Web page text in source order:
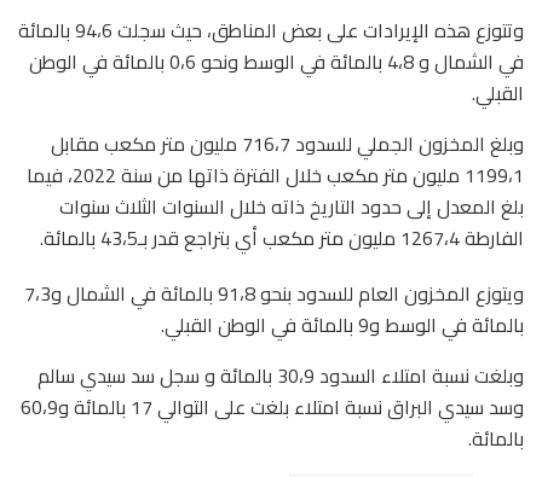
وتتوزع هذه الإيرادات على بعض المناطق، حيث سجلت 94،6 بالمائة
في الشمال و 4،8 بالمائة في الوسط ونحو 0،6 بالمائة في الوطن
القبلي.
وبلغ المخزون الجملي للسدود 716،7 مليون متر مكعب مقابل
1199،1 مليون متر مكعب خلال الفترة ذاتها من سنة 2022، فيما
بلغ المعدل إلى حدود التاريخ ذاته خلال السنوات الثلاث سنوات
الفارطة 1267،4 مليون متر مكعب أي بتراجع قدر بـ43،5 بالمائة.
ويتوزع المخزون العام للسدود بنحو 91،8 بالمائة في الشمال و7،3
بالمائة في الوسط و9 بالمائة في الوطن القبلي.
وبلغت نسبة امتلاء السدود 30،9 بالمائة و سجل سد سيدي سالم
وسد سيدي البراق نسبة امتلاء بلغت على التوالي 17 بالمائة و60،9
بالمائة.